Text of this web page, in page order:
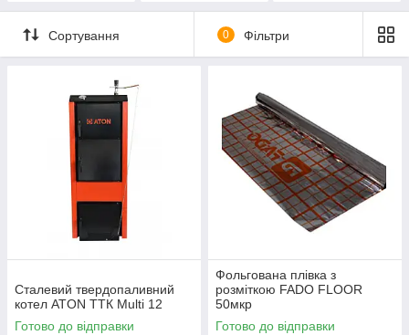
Сортування 0 Фільтри
Сталевий твердопаливний
котел ATON ТТК Multi 12
Готово до відправки
Фольгована плівка з
розміткою FADO FLOOR
50мкр
Готово до відправки